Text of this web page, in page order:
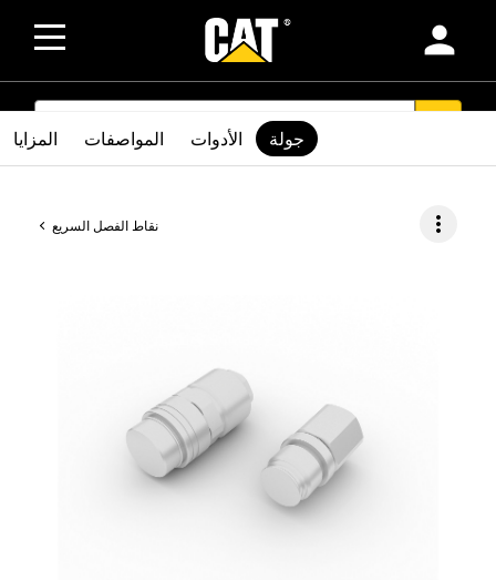
person
SEARCH
نقاط الفصل السريع more_vert
المزايا المواصفات الأدوات جولة